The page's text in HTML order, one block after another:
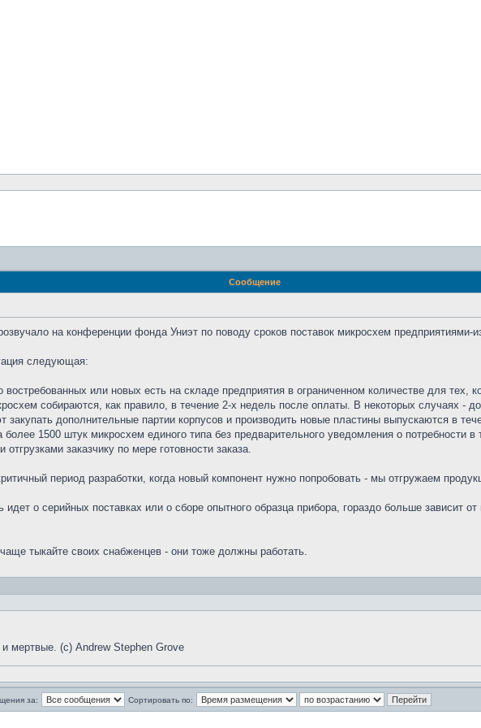
Сообщение
на конференции фонда Униэт по поводу сроков поставок микросхем предприятиями-
следующая:
или новых есть на складе предприятия в ограниченном количестве для тех,
собираются, как правило, в течение 2-х недель после оплаты. В некоторых случаях -
дополнительные партии корпусов и производить новые пластины выпускаются в
1500 штук микросхем единого типа без предварительного уведомления о потребности в
заказчику по мере готовности заказа.
период разработки, когда новый компонент нужно попробовать - мы отгружаем
идет о серийных поставках или о сборе опытного образца прибора, гораздо больше зависит
тыкайте своих снабженцев - они тоже должны работать.
мертвые. (с) Andrew Stephen Grove
за: Сортировать по: